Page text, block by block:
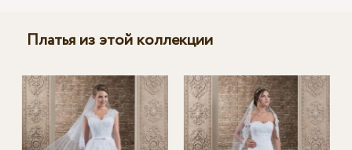
Платья из этой коллекции